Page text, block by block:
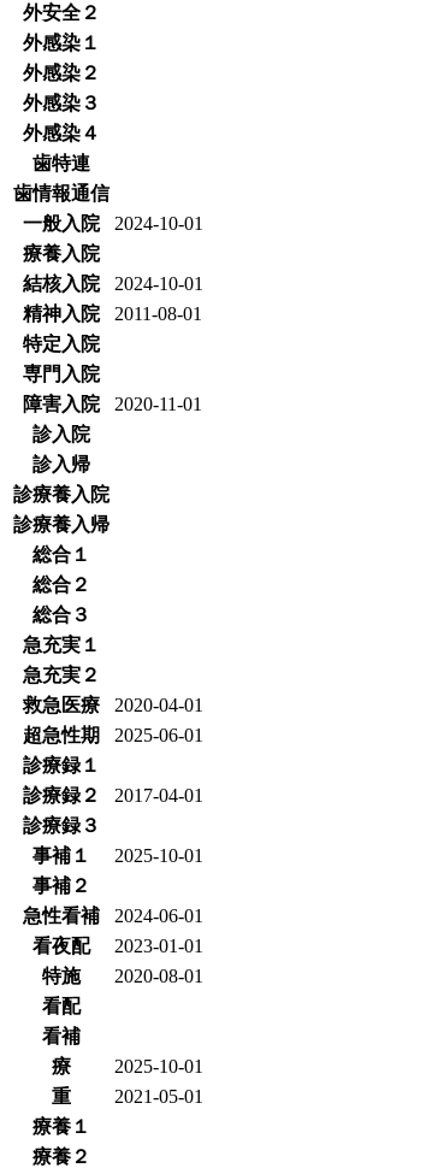
外安全２
外感染１
外感染２
外感染３
外感染４
歯特連
歯情報通信
一般入院
2024-10-01
療養入院
結核入院
2024-10-01
精神入院
2011-08-01
特定入院
専門入院
障害入院
2020-11-01
診入院
診入帰
診療養入院
診療養入帰
総合１
総合２
総合３
急充実１
急充実２
救急医療
2020-04-01
超急性期
2025-06-01
診療録１
診療録２
2017-04-01
診療録３
事補１
2025-10-01
事補２
急性看補
2024-06-01
看夜配
2023-01-01
特施
2020-08-01
看配
看補
療
2025-10-01
重
2021-05-01
療養１
療養２